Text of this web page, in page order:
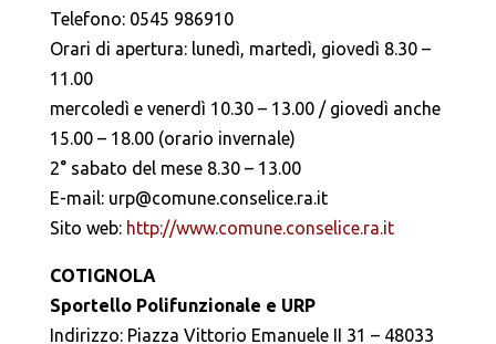
Telefono: 0545 986910
Orari di apertura: lunedì, martedì, giovedì 8.30 –
11.00
mercoledì e venerdì 10.30 – 13.00 / giovedì anche
15.00 – 18.00 (orario invernale)
2° sabato del mese 8.30 – 13.00
E-mail: urp@comune.conselice.ra.it
Sito web: http://www.comune.conselice.ra.it
COTIGNOLA
Sportello Polifunzionale e URP
Indirizzo: Piazza Vittorio Emanuele II 31 – 48033